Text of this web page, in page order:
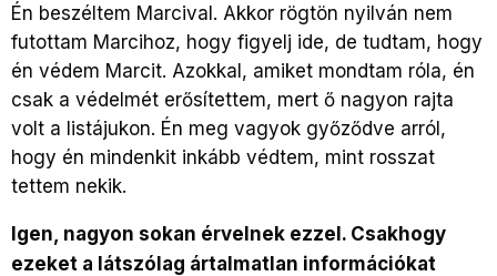
Én beszéltem Marcival. Akkor rögtön nyilván nem
futottam Marcihoz, hogy figyelj ide, de tudtam, hogy
én védem Marcit. Azokkal, amiket mondtam róla, én
csak a védelmét erősítettem, mert ő nagyon rajta
volt a listájukon. Én meg vagyok győződve arról,
hogy én mindenkit inkább védtem, mint rosszat
tettem nekik.
Igen, nagyon sokan érvelnek ezzel. Csakhogy
ezeket a látszólag ártalmatlan információkat